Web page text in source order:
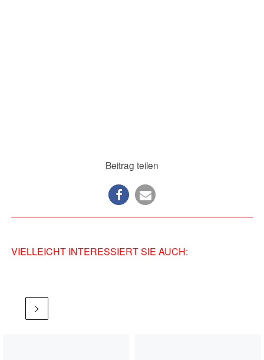
Beitrag teilen
VIELLEICHT INTERESSIERT SIE AUCH: